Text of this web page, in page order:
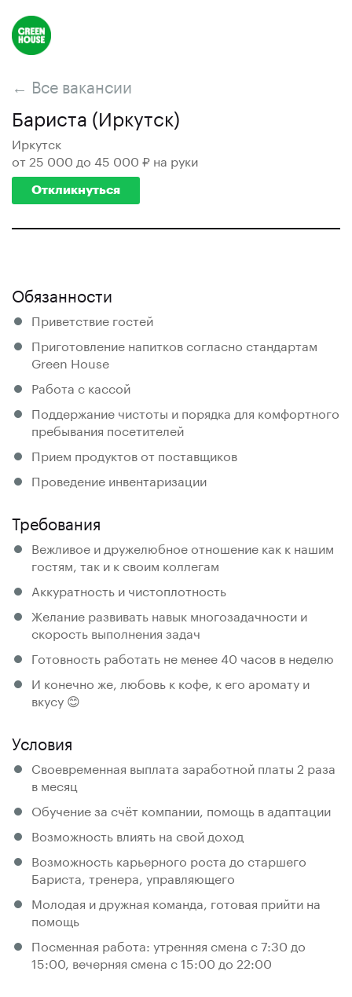
← Все вакансии
Бариста (Иркутск)
Иркутск
от 25 000 до 45 000 ₽ на руки
Откликнуться
Обязанности
Приветствие гостей
Приготовление напитков согласно стандартам
Green House
Работа с кассой
Поддержание чистоты и порядка для комфортного
пребывания посетителей
Прием продуктов от поставщиков
Проведение инвентаризации​​​​​​​
Требования
Вежливое и дружелюбное отношение как к нашим
гостям, так и к своим коллегам
Аккуратность и чистоплотность
Желание развивать навык многозадачности и
скорость выполнения задач
Готовность работать не менее 40 часов в неделю
И конечно же, любовь к кофе, к его аромату и
вкусу 😊
Условия
Своевременная выплата заработной платы 2 раза
в месяц
Обучение за счёт компании, помощь в адаптации
Возможность влиять на свой доход
Возможность карьерного роста до старшего
Бариста, тренера, управляющего
Молодая и дружная команда, готовая прийти на
помощь
Посменная работа: утренняя смена с 7:30 до
15:00, вечерняя смена с 15:00 до 22:00